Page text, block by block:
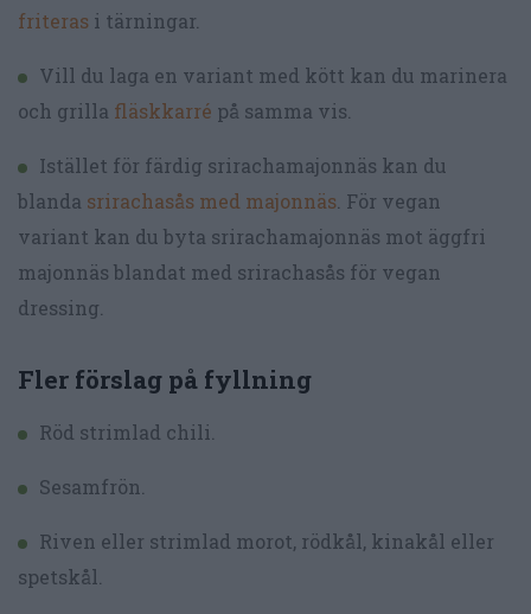
friteras i tärningar.
Vill du laga en variant med kött kan du marinera
och grilla fläskkarré på samma vis.
Istället för färdig srirachamajonnäs kan du
blanda srirachasås med majonnäs. För vegan
variant kan du byta srirachamajonnäs mot äggfri
majonnäs blandat med srirachasås för vegan
dressing.
Fler förslag på fyllning
Röd strimlad chili.
Sesamfrön.
Riven eller strimlad morot, rödkål, kinakål eller
spetskål.